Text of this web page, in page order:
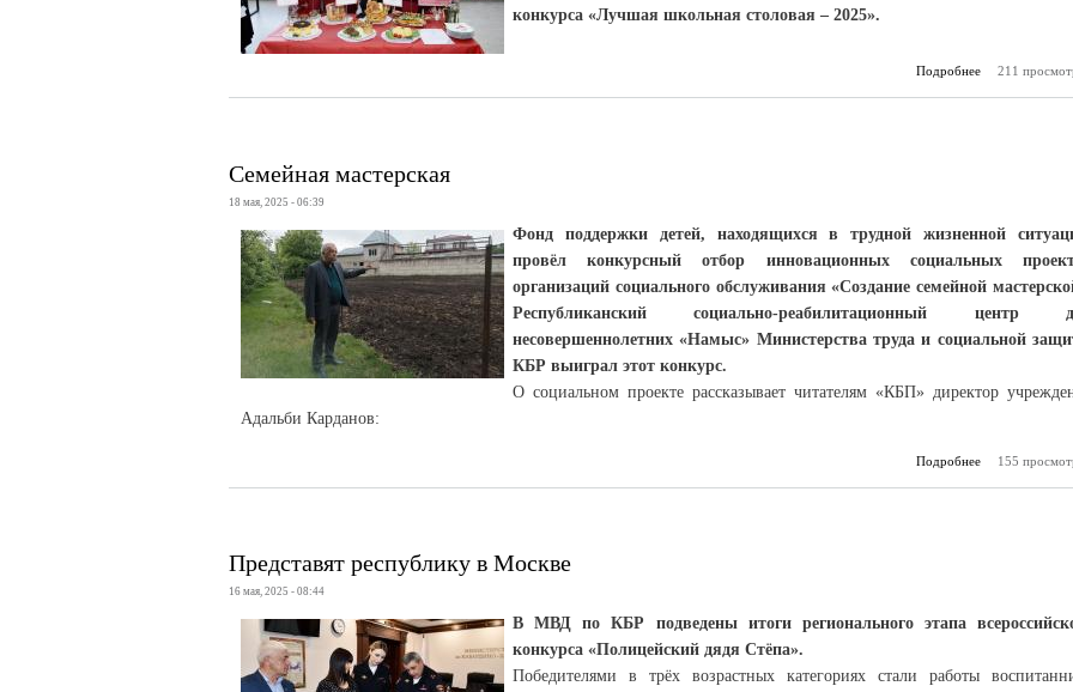
конкурса «Лучшая школьная столовая – 2025».
Подробнее
о
211
Семейная мастерская
18 мая, 2025 - 06:39
Фонд поддержки детей, находящихся в трудной жизненной
провёл конкурсный отбор инновационных социальных
организаций социального обслуживания «Создание семейной
Республиканский социально-реабилитационный центр
несовершеннолетних «Намыс» Министерства труда и социальной
КБР выиграл этот конкурс.
О социальном проекте рассказывает читателям «КБП» директор
Адальби Карданов:
Подробнее о Семейная
155
Представят республику в Москве
16 мая, 2025 - 08:44
В МВД по КБР подведены итоги регионального этапа
конкурса «Полицейский дядя Стёпа».
Победителями в трёх возрастных категориях стали работы